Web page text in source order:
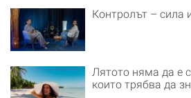
Контролът – сила
Лятото няма да е
които трябва да